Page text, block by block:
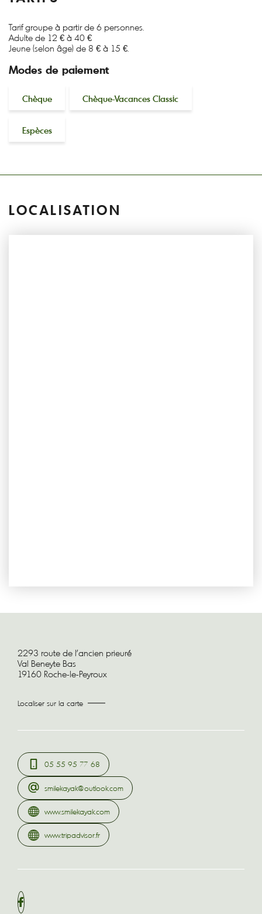
Tarif groupe à partir de 6 personnes.
Adulte de 12 € à 40 €
Jeune (selon âge) de 8 € à 15 €.
Modes de paiement
Chèque Chèque-Vacances Classic
Espèces
LOCALISATION
2293 route de l'ancien prieuré
Val Beneyte Bas
19160 Roche-le-Peyroux
Localiser sur la carte
05 55 95 77 68
smilekayak@outlook.com
www.smilekayak.com
www.tripadvisor.fr